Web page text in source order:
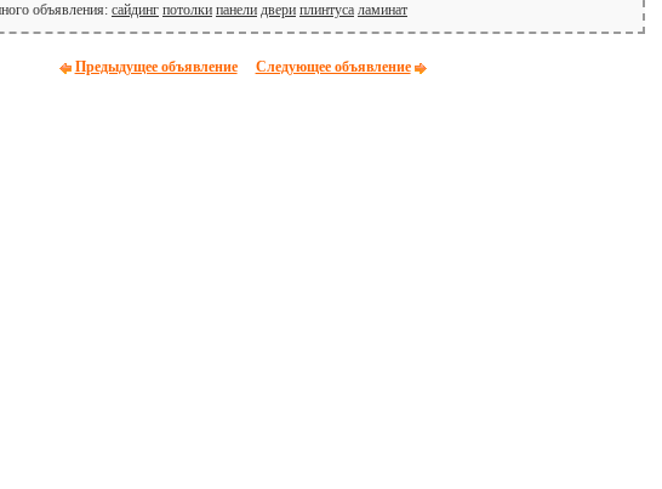
объявления: сайдинг потолки панели двери плинтуса ламинат
Предыдущее объявление Следующее объявление